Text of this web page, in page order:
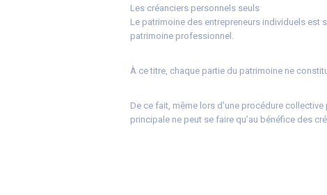
Les créanciers personnels seuls
Le patrimoine des entrepreneurs individuels est
patrimoine professionnel.
À ce titre, chaque partie du patrimoine ne
De ce fait, même lors d’une procédure
principale ne peut se faire qu’au bénéfice des